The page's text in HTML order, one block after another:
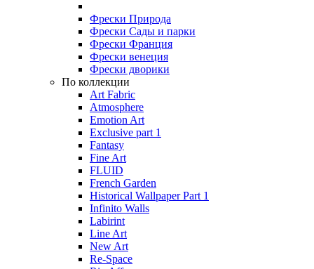
Фрески Природа
Фрески Сады и парки
Фрески Франция
Фрески венеция
Фрески дворики
По коллекции
Art Fabric
Atmosphere
Emotion Art
Exclusive part 1
Fantasy
Fine Art
FLUID
French Garden
Historical Wallpaper Part 1
Infinito Walls
Labirint
Line Art
New Art
Re-Space